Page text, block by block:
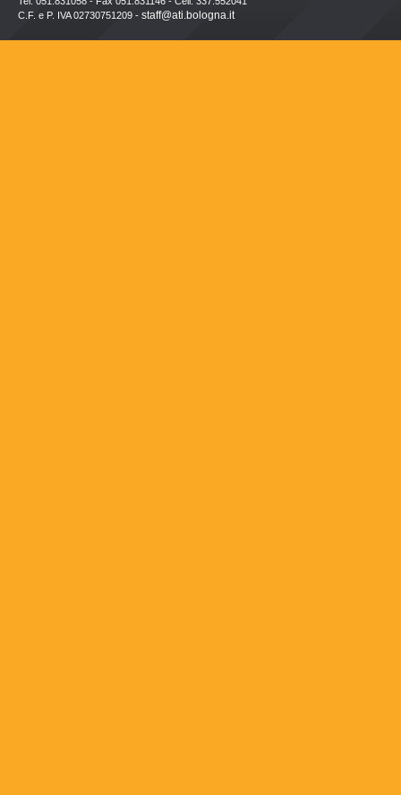
C.F. e P. IVA 02730751209 - staff@ati.bologna.it